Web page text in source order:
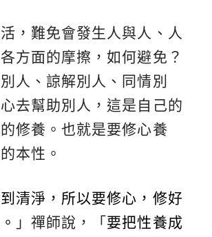
，難免會發生人與人、人
方面的摩擦，如何避免？
人、諒解別人、同情別
去幫助別人，這是自己的
修養。也就是要修心養
本性。
清淨，所以要修心，修好
」禪師說，「 要把性養成